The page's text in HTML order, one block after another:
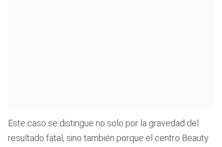
Este caso se distingue no solo por la gravedad del
resultado fatal, sino también porque el centro Beauty